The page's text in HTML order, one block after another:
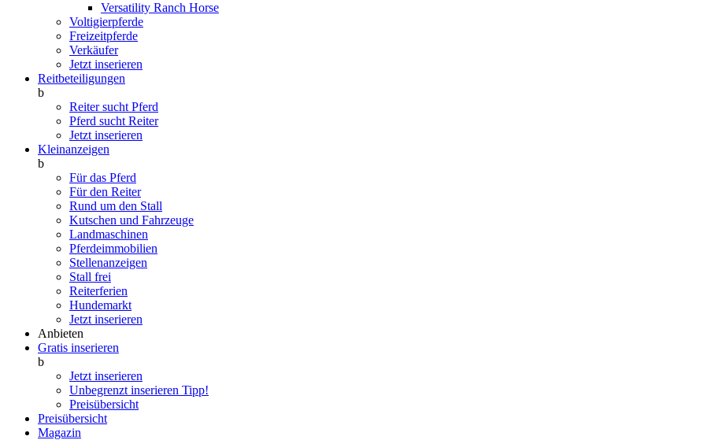
Versatility Ranch Horse
Voltigierpferde
Freizeitpferde
Verkäufer
Jetzt inserieren
Reitbeteiligungen
b
Reiter sucht Pferd
Pferd sucht Reiter
Jetzt inserieren
Kleinanzeigen
b
Für das Pferd
Für den Reiter
Rund um den Stall
Kutschen und Fahrzeuge
Landmaschinen
Pferdeimmobilien
Stellenanzeigen
Stall frei
Reiterferien
Hundemarkt
Jetzt inserieren
Anbieten
Gratis inserieren
b
Jetzt inserieren
Unbegrenzt inserieren Tipp!
Preisübersicht
Preisübersicht
Magazin